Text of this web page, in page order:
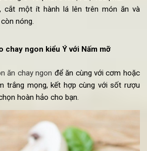
cho dầu ăn vào rồi bỏ đậu phụ vào
với đậu phụ vào trong nồi kho,
tươi vào. Cho thêm khoảng 100-
để tránh nồi bị cháy. Cuối cùng,
trong 5-10 phút ở nhiệt độ vừa phải.
cắt một ít hành lá lên trên món ăn
còn nóng.